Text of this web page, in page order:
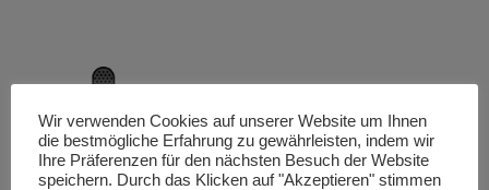
Livestream
Wir verwenden Cookies auf unserer Website um Ihnen
die bestmögliche Erfahrung zu gewährleisten, indem wir
Ihre Präferenzen für den nächsten Besuch der Website
speichern. Durch das Klicken auf "Akzeptieren" stimmen